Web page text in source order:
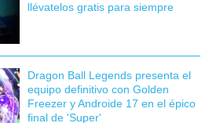
llévatelos gratis para siempre
Dragon Ball Legends presenta el
equipo definitivo con Golden
Freezer y Androide 17 en el épico
final de 'Super'